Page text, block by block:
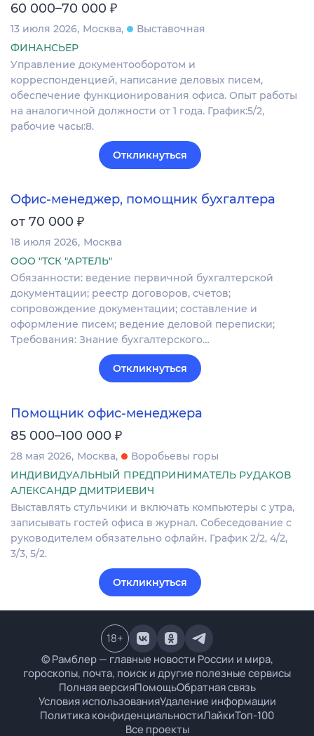
60 000–70 000 ₽
13 июля 2026 Москва
Выставочная
ФИНАНСЬЕР
Управление документооборотом и
корреспонденцией, написание деловых писем,
обеспечение функционирования офиса. Опыт работы
на аналогичной должности от 1 года. График:5/2,
рабочие часы:8.
Откликнуться
Офис-менеджер, помощник бухгалтера
от 70 000 ₽
18 июля 2026 Москва
ООО "ТСК "АРТЕЛЬ"
Обязанности: ведение первичной бухгалтерской
документации; реестр договоров, счетов;
сопровождение документации; составление и
оформление писем; ведение деловой переписки;
Требования: Знание бухгалтерского…
Откликнуться
Помощник офис-менеджера
85 000–100 000 ₽
28 мая 2026 Москва
Воробьевы горы
ИНДИВИДУАЛЬНЫЙ ПРЕДПРИНИМАТЕЛЬ РУДАКОВ
АЛЕКСАНДР ДМИТРИЕВИЧ
Выставлять стульчики и включать компьютеры с утра,
записывать гостей офиса в журнал. Собеседование с
руководителем обязательно офлайн. График 2/2, 4/2,
3/3, 5/2.
Откликнуться
© Рамблер — главные новости России и мира,
гороскопы, почта, поиск и другие полезные сервисы
Полная версияПомощьОбратная связь
Условия использованияУдаление информации
Политика конфиденциальностиЛайкиТоп-100
Все проекты
18+